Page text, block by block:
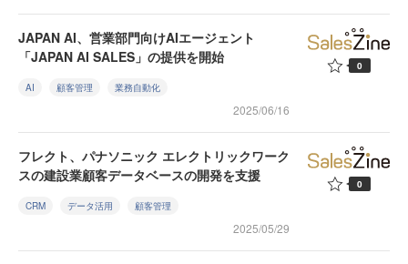
JAPAN AI、営業部門向けAIエージェント
「JAPAN AI SALES」の提供を開始
AI 顧客管理 業務自動化
2025/06/16
0
フレクト、パナソニック エレクトリックワーク
スの建設業顧客データベースの開発を支援
CRM データ活用 顧客管理
2025/05/29
0